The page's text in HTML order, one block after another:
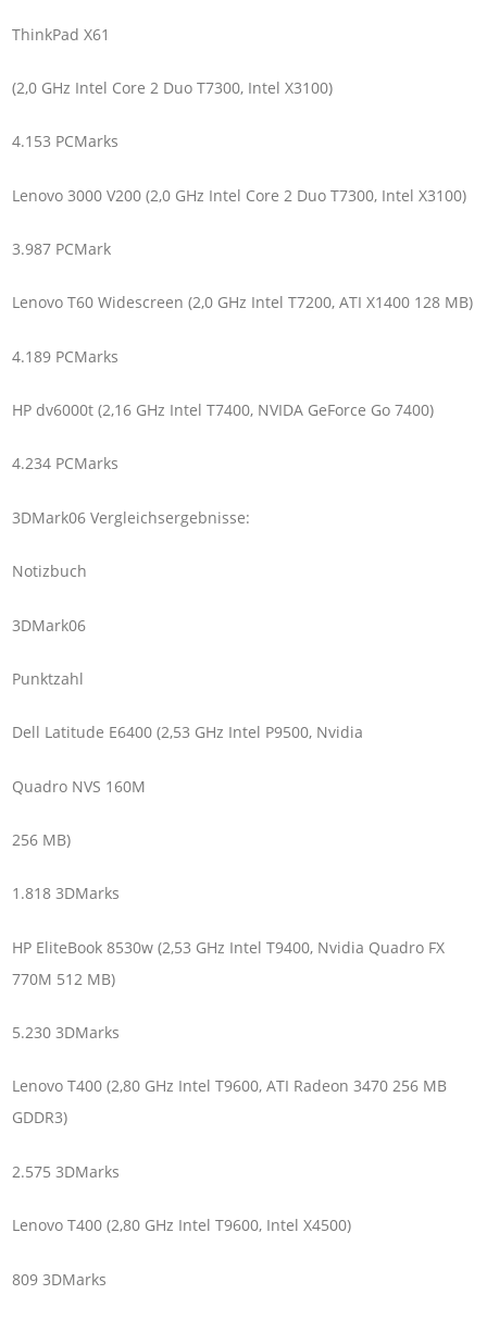
ThinkPad X61
(2,0 GHz Intel Core 2 Duo T7300, Intel X3100)
4.153 PCMarks
Lenovo 3000 V200 (2,0 GHz Intel Core 2 Duo T7300, Intel X3100)
3.987 PCMark
Lenovo T60 Widescreen (2,0 GHz Intel T7200, ATI X1400 128 MB)
4.189 PCMarks
HP dv6000t (2,16 GHz Intel T7400, NVIDA GeForce Go 7400)
4.234 PCMarks
3DMark06 Vergleichsergebnisse:
Notizbuch
3DMark06
Punktzahl
Dell Latitude E6400 (2,53 GHz Intel P9500, Nvidia
Quadro NVS 160M
256 MB)
1.818 3DMarks
HP EliteBook 8530w (2,53 GHz Intel T9400, Nvidia Quadro FX
770M 512 MB)
5.230 3DMarks
Lenovo T400 (2,80 GHz Intel T9600, ATI Radeon 3470 256 MB
GDDR3)
2.575 3DMarks
Lenovo T400 (2,80 GHz Intel T9600, Intel X4500)
809 3DMarks